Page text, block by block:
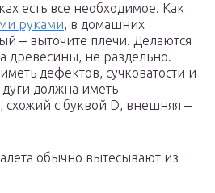
есть все необходимое. Как
руками, в домашних
‒ выточите плечи. Делаются
древесины, не раздельно.
дефектов, сучковатости и
дуги должна иметь
схожий с буквой D, внешняя ‒
обычно вытесывают из